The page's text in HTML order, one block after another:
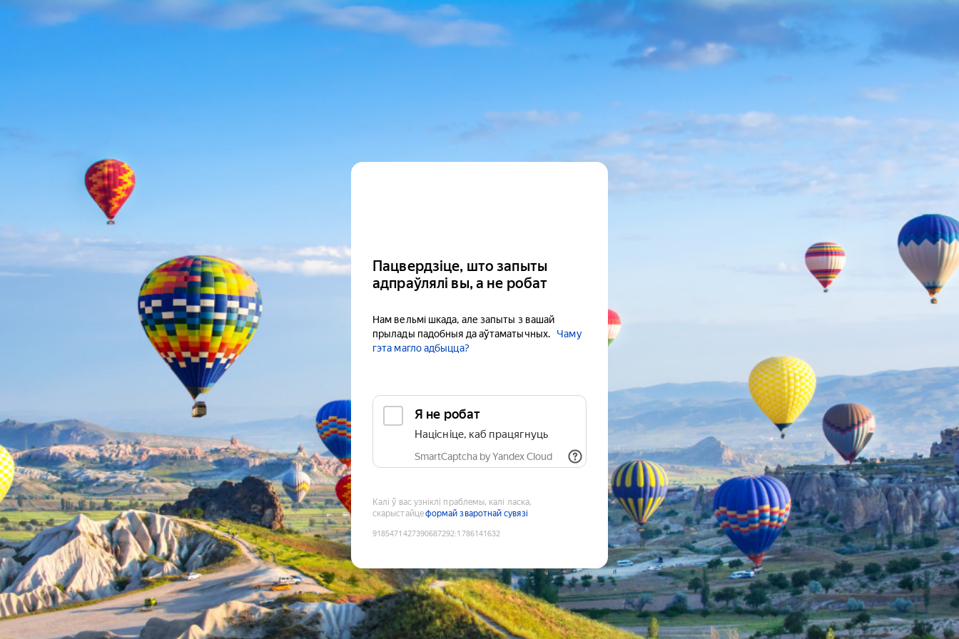
Пацвердзіце, што запыты
адпраўлялі вы, а не робат
Нам вельмі шкада, але запыты з вашай
прылады падобныя да аўтаматычных.
Чаму
гэта магло адбыцца?
Я не робат
Націсніце, каб працягнуць
SmartCaptcha by Yandex Cloud
Калі ў вас узніклі праблемы, калі ласка,
скарыстайцеформай зваротнай сувязі
9185471427390687292:1786141632